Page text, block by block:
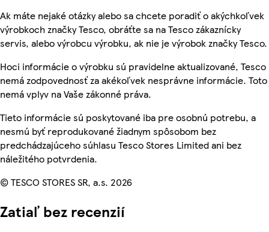
Ak máte nejaké otázky alebo sa chcete poradiť o akýchkoľvek
výrobkoch značky Tesco, obráťte sa na Tesco zákaznícky
servis, alebo výrobcu výrobku, ak nie je výrobok značky Tesco.
Hoci informácie o výrobku sú pravidelne aktualizované, Tesco
nemá zodpovednosť za akékoľvek nesprávne informácie. Toto
nemá vplyv na Vaše zákonné práva.
Tieto informácie sú poskytované iba pre osobnú potrebu, a
nesmú byť reprodukované žiadnym spôsobom bez
predchádzajúceho súhlasu Tesco Stores Limited ani bez
náležitého potvrdenia.
© TESCO STORES SR, a.s. 2026
Zatiaľ bez recenzií